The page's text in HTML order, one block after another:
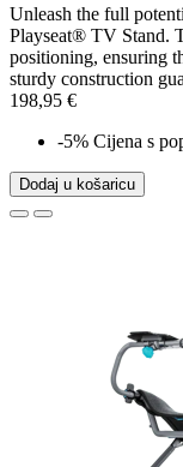
Unleash the full
Playseat® TV Stand.
positioning, ensuring
sturdy construction
198,95 €
-5% Cijena s
Dodaj u košaricu